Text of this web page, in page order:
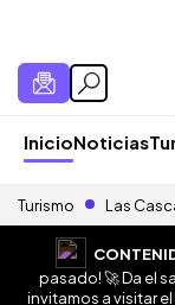
InicioNoticias
Turismo Las
pasado! 🚀 Da el
invitamos a visitar